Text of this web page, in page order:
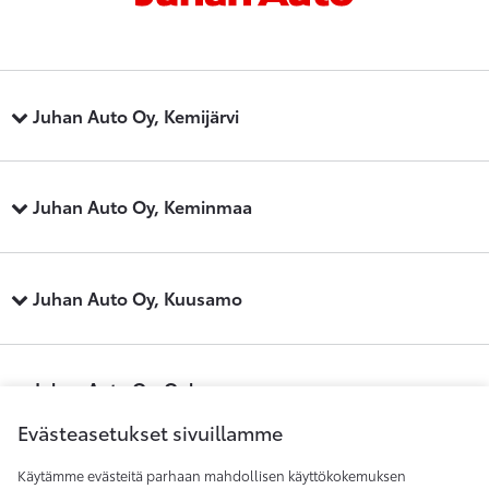
Juhan Auto Oy, Kemijärvi
Juhan Auto Oy, Keminmaa
Juhan Auto Oy, Kuusamo
Juhan Auto Oy, Oulu
Juhan Auto Oy, Raahe
Evästeasetukset sivuillamme
Käytämme evästeitä parhaan mahdollisen käyttökokemuksen